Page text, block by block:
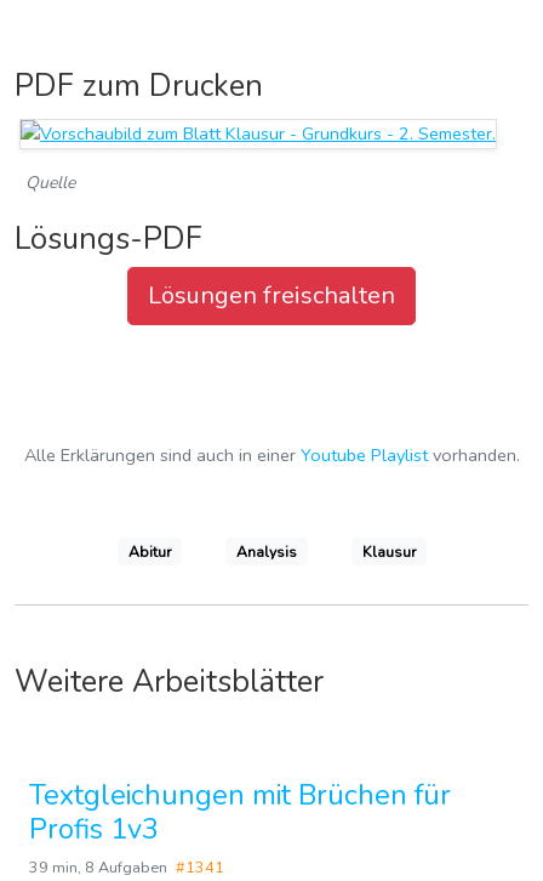
PDF zum Drucken
Arbeitsblatt herunterladen
Quelle
Lösungs-PDF
Lösungen freischalten
Alle Erklärungen sind auch in einer Youtube Playlistvorhanden.
Abitur Analysis Klausur
Weitere Arbeitsblätter
Textgleichungen mit Brüchen für
Profis 1v3
39 min, 8 Aufgaben #1341